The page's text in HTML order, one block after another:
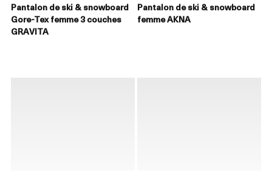
Pantalon de ski & snowboard
Gore-Tex femme 3 couches
GRAVITA
Pantalon de ski & snowboard
femme AKNA